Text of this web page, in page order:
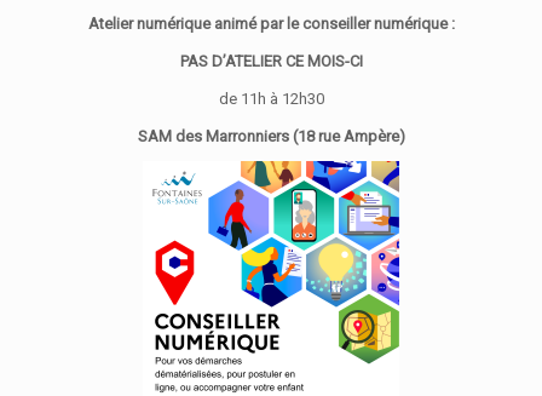
Atelier numérique animé par le conseiller numérique :
PAS D’ATELIER CE MOIS-CI
de 11h à 12h30
SAM des Marronniers (18 rue Ampère)